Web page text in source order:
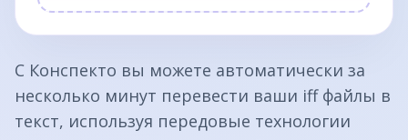
С Конспекто вы можете автоматически за
несколько минут перевести ваши iff файлы в
текст, используя передовые технологии